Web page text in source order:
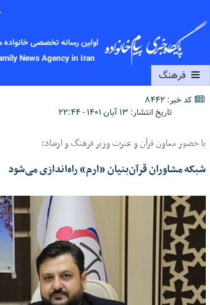
اولین رسانه تخصصی
News Agency in Iran
فرهنگ
کد خبر: 8442
تاریخ انتشار:۱۳ آبان ۱۴۰۱ - ۲۲:۴۴
با حضور معاون قرآن و عترت وزیر فرهنگ و ارشاد؛
شبکه مشاوران قرآن‌بنیان «ارم» راه‌اندازی می‌شود